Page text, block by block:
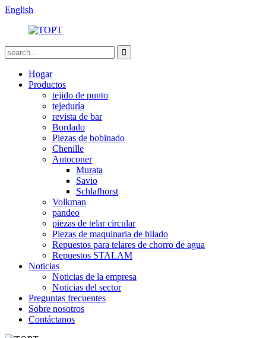
English
Hogar
Productos
tejido de punto
tejeduría
revista de bar
Bordado
Piezas de bobinado
Chenille
Autoconer
Murata
Savio
Schlafhorst
Volkman
pandeo
piezas de telar circular
Piezas de maquinaria de hilado
Repuestos para telares de chorro de agua
Repuestos STALAM
Noticias
Noticias de la empresa
Noticias del sector
Preguntas frecuentes
Sobre nosotros
Contáctanos